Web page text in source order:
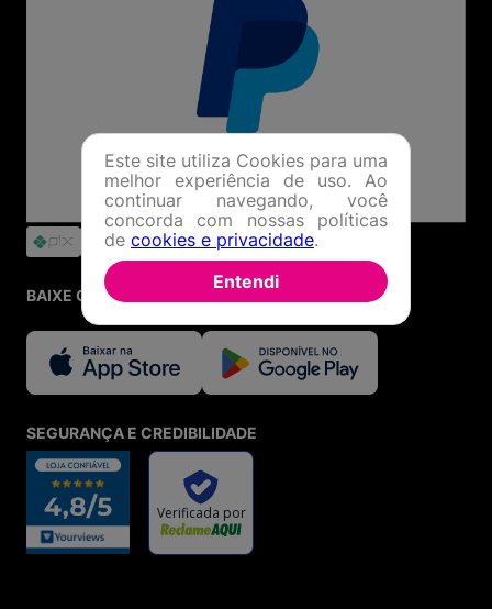
BAIXE O APP
SEGURANÇA E CREDIBILIDADE
Este site utiliza Cookies para uma
melhor experiência de uso. Ao
continuar navegando, você
concorda com nossas políticas
de cookies e privacidade.
Entendi